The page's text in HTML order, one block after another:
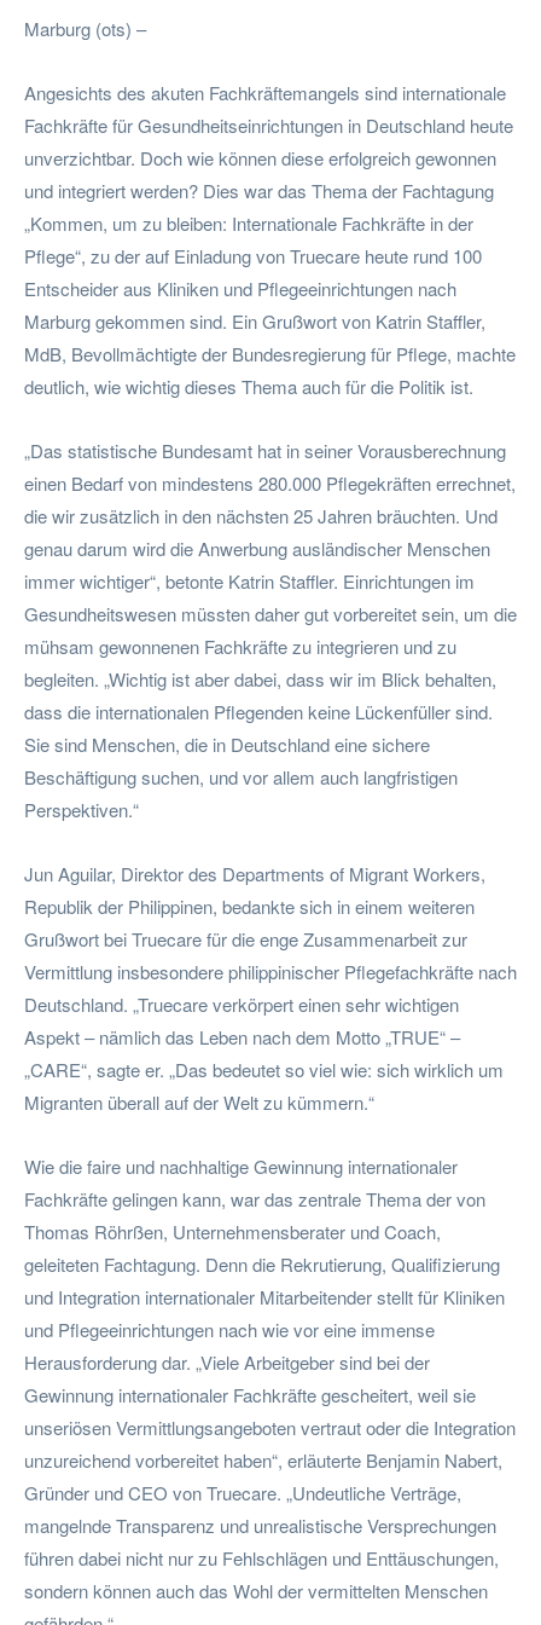
Marburg (ots) –
Angesichts des akuten Fachkräftemangels sind internationale
Fachkräfte für Gesundheitseinrichtungen in Deutschland heute
unverzichtbar. Doch wie können diese erfolgreich gewonnen
und integriert werden? Dies war das Thema der Fachtagung
„Kommen, um zu bleiben: Internationale Fachkräfte in der
Pflege“, zu der auf Einladung von Truecare heute rund 100
Entscheider aus Kliniken und Pflegeeinrichtungen nach
Marburg gekommen sind. Ein Grußwort von Katrin Staffler,
MdB, Bevollmächtigte der Bundesregierung für Pflege, machte
deutlich, wie wichtig dieses Thema auch für die Politik ist.
„Das statistische Bundesamt hat in seiner Vorausberechnung
einen Bedarf von mindestens 280.000 Pflegekräften errechnet,
die wir zusätzlich in den nächsten 25 Jahren bräuchten. Und
genau darum wird die Anwerbung ausländischer Menschen
immer wichtiger“, betonte Katrin Staffler. Einrichtungen im
Gesundheitswesen müssten daher gut vorbereitet sein, um die
mühsam gewonnenen Fachkräfte zu integrieren und zu
begleiten. „Wichtig ist aber dabei, dass wir im Blick behalten,
dass die internationalen Pflegenden keine Lückenfüller sind.
Sie sind Menschen, die in Deutschland eine sichere
Beschäftigung suchen, und vor allem auch langfristigen
Perspektiven.“
Jun Aguilar, Direktor des Departments of Migrant Workers,
Republik der Philippinen, bedankte sich in einem weiteren
Grußwort bei Truecare für die enge Zusammenarbeit zur
Vermittlung insbesondere philippinischer Pflegefachkräfte nach
Deutschland. „Truecare verkörpert einen sehr wichtigen
Aspekt – nämlich das Leben nach dem Motto „TRUE“ –
„CARE“, sagte er. „Das bedeutet so viel wie: sich wirklich um
Migranten überall auf der Welt zu kümmern.“
Wie die faire und nachhaltige Gewinnung internationaler
Fachkräfte gelingen kann, war das zentrale Thema der von
Thomas Röhrßen, Unternehmensberater und Coach,
geleiteten Fachtagung. Denn die Rekrutierung, Qualifizierung
und Integration internationaler Mitarbeitender stellt für Kliniken
und Pflegeeinrichtungen nach wie vor eine immense
Herausforderung dar. „Viele Arbeitgeber sind bei der
Gewinnung internationaler Fachkräfte gescheitert, weil sie
unseriösen Vermittlungsangeboten vertraut oder die Integration
unzureichend vorbereitet haben“, erläuterte Benjamin Nabert,
Gründer und CEO von Truecare. „Undeutliche Verträge,
mangelnde Transparenz und unrealistische Versprechungen
führen dabei nicht nur zu Fehlschlägen und Enttäuschungen,
sondern können auch das Wohl der vermittelten Menschen